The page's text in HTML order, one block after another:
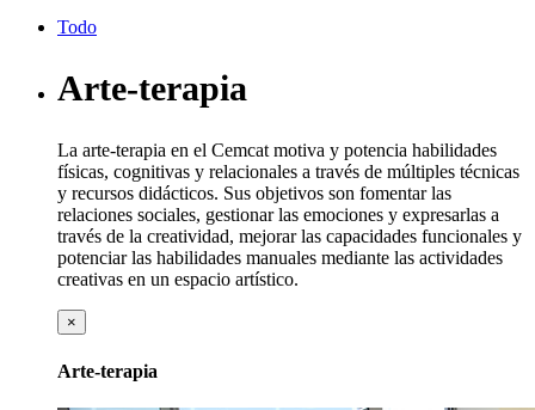
Todo
Arte-terapia
La arte-terapia en el Cemcat motiva y potencia habilidades
físicas, cognitivas y relacionales a través de múltiples técnicas
y recursos didácticos. Sus objetivos son fomentar las
relaciones sociales, gestionar las emociones y expresarlas a
través de la creatividad, mejorar las capacidades funcionales y
potenciar las habilidades manuales mediante las actividades
creativas en un espacio artístico.
×
Arte-terapia